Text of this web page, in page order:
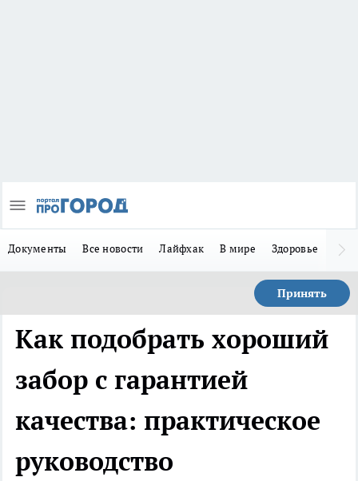
Документы Все новости Лайфхак В мире Здоровье
Принять
Как подобрать хороший
забор с гарантией
качества: практическое
руководство